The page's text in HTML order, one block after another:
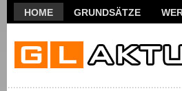
HOME GRUNDSÄTZE